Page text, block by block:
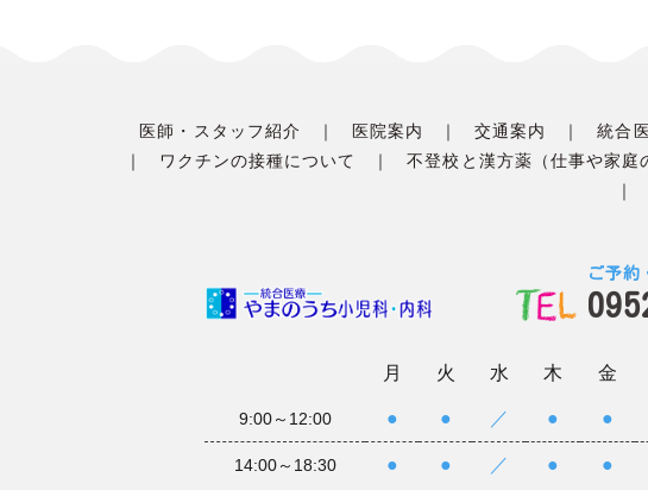
医師・スタッフ紹介 医院案内 交通案内 統合
ワクチンの接種について
不登校と漢方薬（仕事や家庭
ご予約
月 火 水 木 金
9:00～12:00 ● ● ／ ● ●
14:00～18:30 ● ● ／ ● ●